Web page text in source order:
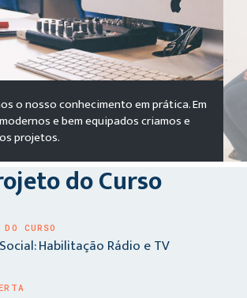
o nosso conhecimento em prática. Em
e bem equipados criamos e
projetos.
do Curso
DO CURSO
Habilitação Rádio e TV